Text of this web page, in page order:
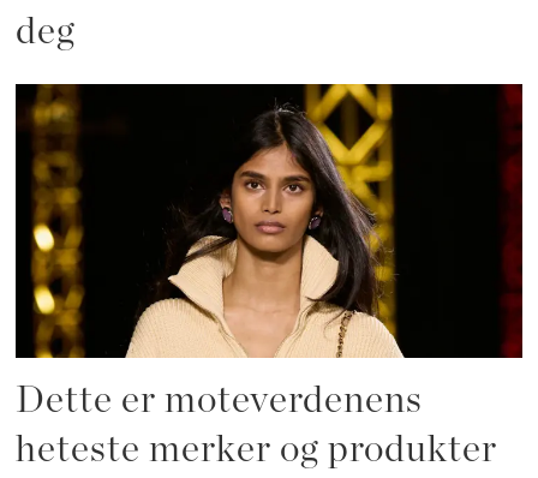
deg
Dette er moteverdenens
heteste merker og produkter